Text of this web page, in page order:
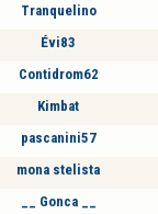
Tranquelino
Évi83
Contidrom62
Kimbat
pascanini57
mona stelista
__ Gonca __